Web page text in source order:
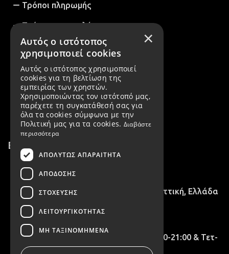
Τρόποι πληρωμής
Τρόποι αποστολής
Αλλαγές / Επιστροφές
Εταιρεία
Όροι χρήσης
Πολιτική Απορρήτου & GDPR
Επικοινωνία
28ης Οκτωβρίου 15, Νέα Ιωνία, Αττική, Ελλάδα
info@irenevilou.gr
Τρ -Πέμ - Παρ 09:00 - 15:00 & 17:00-21:00 & Τετ-
Σάβ 09:00 - 15:00
×
Αυτός ο ιστότοπος
χρησιμοποιεί cookies
Αυτός ο ιστότοπος χρησιμοποιεί
cookies για τη βελτίωση της
εμπειρίας των χρηστών.
Χρησιμοποιώντας τον ιστότοπό μας,
παρέχετε τη συγκατάθεσή σας για
όλα τα cookies σύμφωνα με την
Πολιτική μας για τα cookies. Διαβάστε
περισσότερα
ΑΠΟΛΎΤΩΣ ΑΠΑΡΑΊΤΗΤΑ
ΑΠΌΔΟΣΗΣ
ΣΤΌΧΕΥΣΗΣ
ΛΕΙΤΟΥΡΓΙΚΌΤΗΤΑΣ
ΜΗ ΤΑΞΙΝΟΜΗΜΈΝΑ